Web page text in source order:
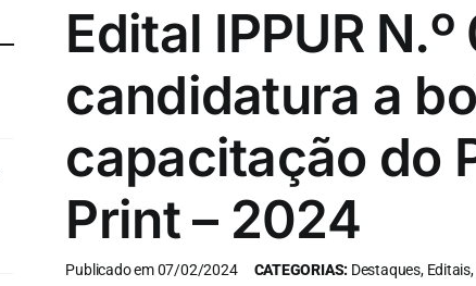
Edital IPPUR
candidatura a
capacitação do
Print – 2024
Publicado em 07/02/2024 CATEGORIAS: Destaques,